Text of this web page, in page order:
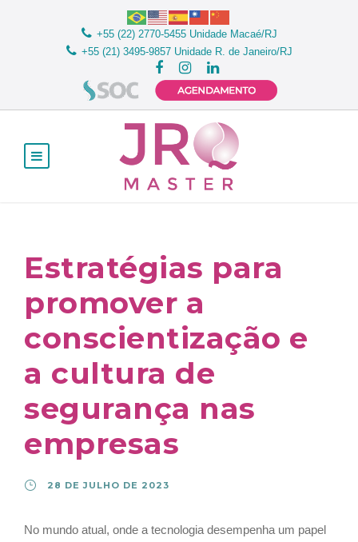
+55 (22) 2770-5455 Unidade Macaé/RJ
+55 (21) 3495-9857 Unidade R. de Janeiro/RJ
Estratégias para
promover a
conscientização e
a cultura de
segurança nas
empresas
28 DE JULHO DE 2023
No mundo atual, onde a tecnologia desempenha um papel